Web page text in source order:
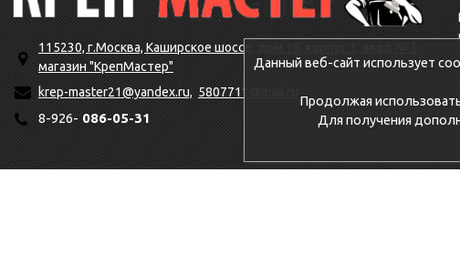
115230, г.Москва, Каширское шоссе, дом 19, корпус 1, вход №3,
магазин "КрепМастер"
krep-master21@yandex.ru, 5807711@mail.ru
8-926-086-05-31
Данный веб-сайт использует
Продолжая
Для получения